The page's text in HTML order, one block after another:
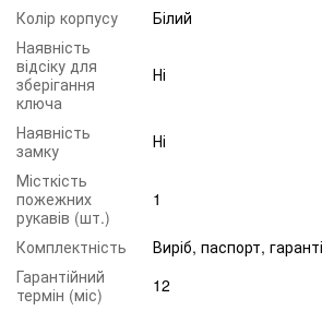
Колір корпусу
Білий
Наявність
відсіку для
зберігання
ключа
Ні
Наявність
замку
Ні
Місткість
пожежних
рукавів (шт.)
1
Комплектність
Виріб, паспорт,
Гарантійний
термін (міс)
12